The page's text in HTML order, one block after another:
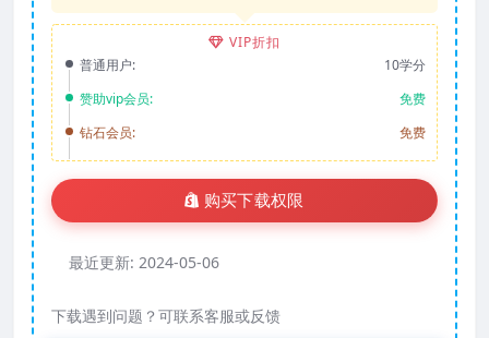
VIP折扣
普通用户:
10学分
赞助vip会员:
免费
钻石会员:
免费
购买下载权限
最近更新: 2024-05-06
下载遇到问题？可联系客服或反馈